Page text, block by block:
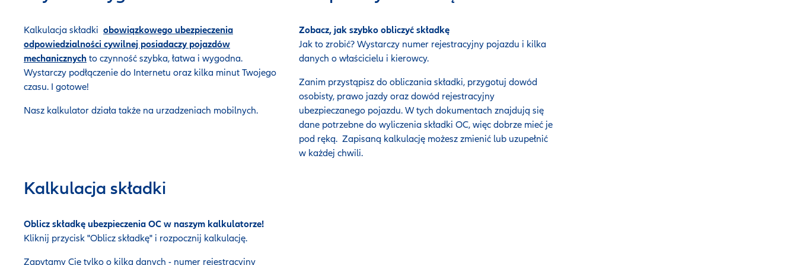
Kalkulacja składki obowiązkowego ubezpieczenia
odpowiedzialności cywilnej posiadaczy pojazdów
mechanicznych to czynność szybka, łatwa i wygodna.
Wystarczy podłączenie do Internetu oraz kilka minut Twojego
czasu. I gotowe!
Nasz kalkulator działa także na urzadzeniach mobilnych.
Zobacz, jak szybko obliczyć składkę
Jak to zrobić? Wystarczy numer rejestracyjny pojazdu i kilka
danych o właścicielu i kierowcy.
Zanim przystąpisz do obliczania składki, przygotuj dowód
osobisty, prawo jazdy oraz dowód rejestracyjny
ubezpieczanego pojazdu. W tych dokumentach znajdują się
dane potrzebne do wyliczenia składki OC, więc dobrze mieć je
pod ręką. Zapisaną kalkulację możesz zmienić lub uzupełnić
w każdej chwili.
Kalkulacja składki
Oblicz składkę ubezpieczenia OC w naszym kalkulatorze!
Kliknij przycisk "Oblicz składkę" i rozpocznij kalkulację.
Zapytamy Cię tylko o kilka danych - numer rejestracyjny